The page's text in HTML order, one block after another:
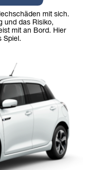
mit sich.
und das Risiko,
mit an Bord. Hier
Spiel.